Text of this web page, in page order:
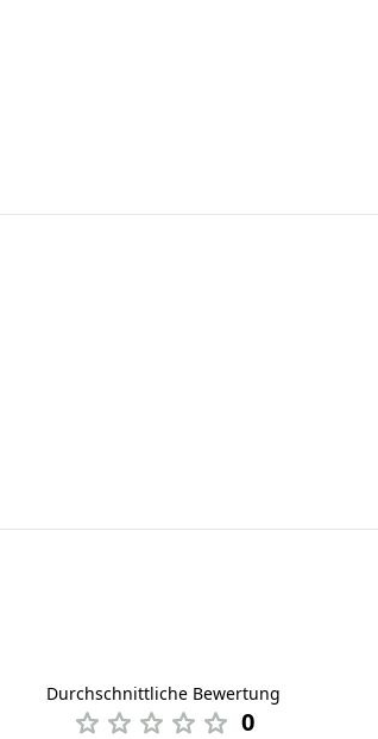
Durchschnittliche Bewertung
0